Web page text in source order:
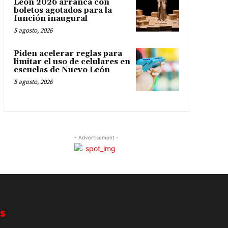
León 2026 arranca con
boletos agotados para la
función inaugural
5 agosto, 2026
Piden acelerar reglas para
limitar el uso de celulares en
escuelas de Nuevo León
5 agosto, 2026
- Advertisement -